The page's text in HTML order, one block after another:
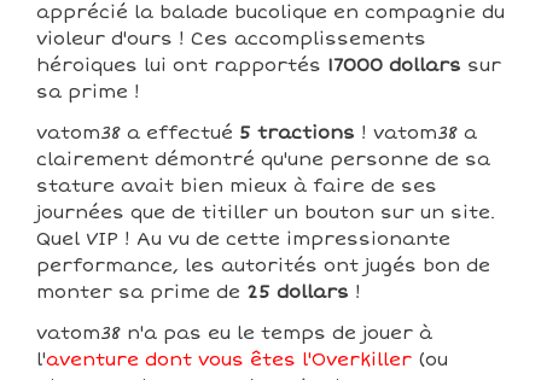
apprécié la balade bucolique en compagnie du
violeur d'ours ! Ces accomplissements
héroiques lui ont rapportés 17000 dollars sur
sa prime !
vatom38 a effectué 5 tractions ! vatom38 a
clairement démontré qu'une personne de sa
stature avait bien mieux à faire de ses
journées que de titiller un bouton sur un site.
Quel VIP ! Au vu de cette impressionante
performance, les autorités ont jugés bon de
monter sa prime de 25 dollars !
vatom38 n'a pas eu le temps de jouer à
l'aventure dont vous êtes l'Overkiller (ou